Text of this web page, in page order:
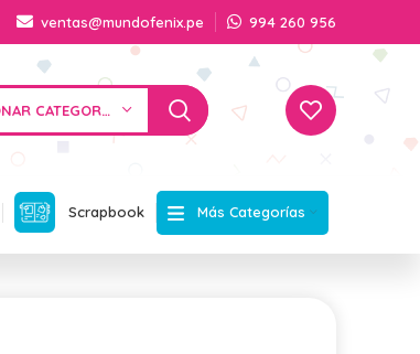
ventas@mundofenix.pe 994 260 956
SELECCIONAR CATEGORÍA
Scrapbook Más Categorías